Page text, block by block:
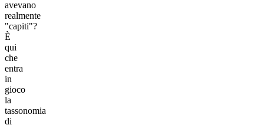
avevano
realmente
"capiti"?
È
qui
che
entra
in
gioco
la
tassonomia
di